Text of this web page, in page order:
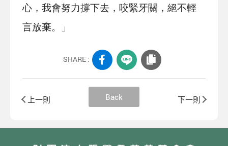
心，我會努力撐下去，咬緊牙關，絕不輕
言放棄。」
SHARE :
上一則 Back 下一則